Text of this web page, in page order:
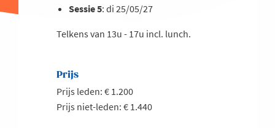
Sessie 5: di 25/05/27
Telkens van 13u - 17u incl. lunch.
Prijs
Prijs leden: € 1.200
Prijs niet-leden: € 1.440